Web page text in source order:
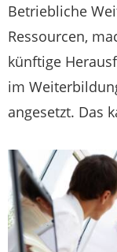
Betriebliche
Ressourcen,
künftige
im
angesetzt. Das